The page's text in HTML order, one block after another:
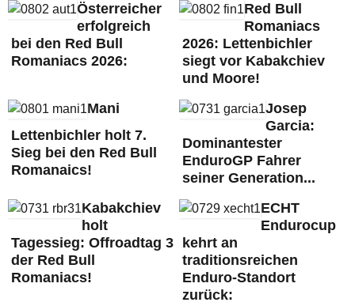
Österreicher
erfolgreich
bei den Red Bull
Romaniacs 2026:
Red Bull
Romaniacs
2026: Lettenbichler
siegt vor Kabakchiev
und Moore!
Mani
Lettenbichler holt 7.
Sieg bei den Red Bull
Romanaics!
Josep
Garcia:
Dominantester
EnduroGP Fahrer
seiner Generation...
Kabakchiev
holt
Tagessieg: Offroadtag 3
der Red Bull
Romaniacs!
ECHT
Endurocup
kehrt an
traditionsreichen
Enduro-Standort
zurück: